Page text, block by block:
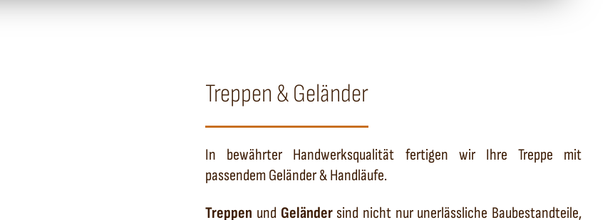
Treppen & Geländer
In bewährter Handwerksqualität fertigen wir Ihre Treppe mit
passendem Geländer & Handläufe.
Treppen und Geländersind nicht nur unerlässliche Baubestandteile,